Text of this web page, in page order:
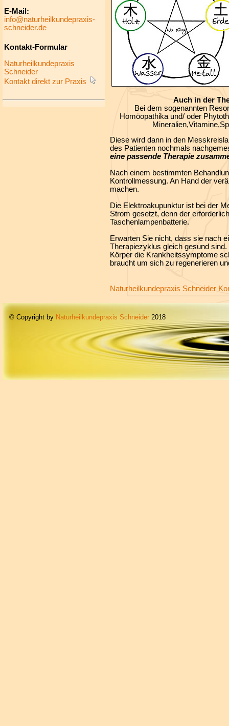
E-Mail:
info@naturheilkundepraxis-
schneider.de
Kontakt-Formular
Naturheilkundepraxis
Schneider
Kontakt direkt zur Praxis
Auch in der
Bei dem sogenannten
Homöopathika und/ oder
Diese wird dann in den
des Patienten nochmals
eine passende Therapie
Nach einem bestimmten
Kontrollmessung. An Hand der
machen.
Die Elektroakupunktur ist bei der
Strom gesetzt, denn der
Taschenlampenbatterie.
Erwarten Sie nicht, dass sie nach
Therapiezyklus gleich gesund
Körper die Krankheitssymptome
braucht um sich zu regenerieren
Naturheilkundepraxis Schneider
© Copyright by Naturheilkundepraxis Schneider 2018